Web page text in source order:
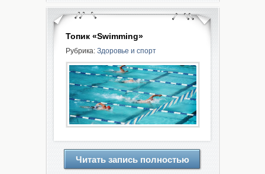
Топик «Swimming»
Рубрика: Здоровье и спорт
Читать запись полностью